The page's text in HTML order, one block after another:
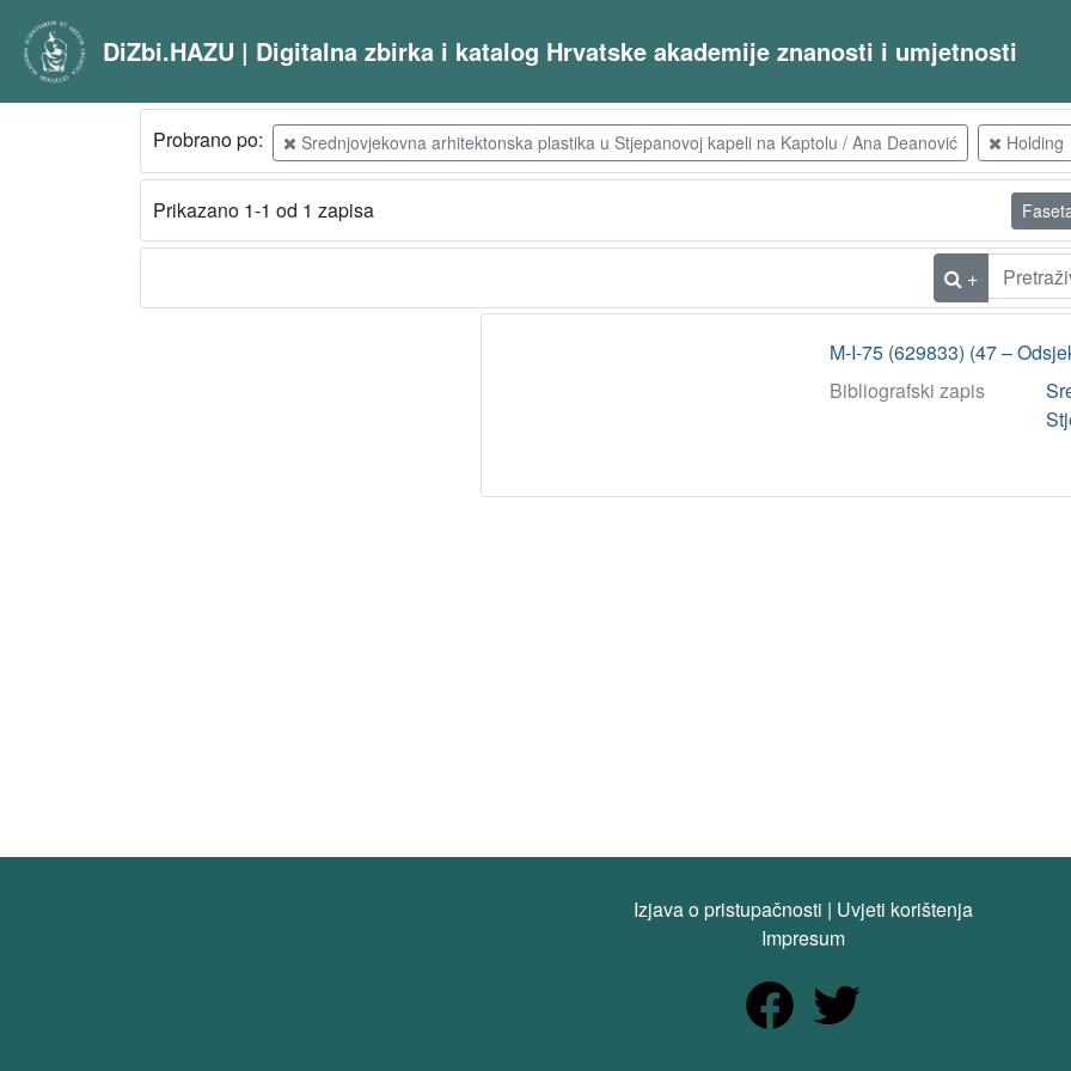
DiZbi.HAZU | Digitalna zbirka i katalog Hrvatske akademije znanosti i umjetnosti
Probrano po: Srednjovjekovna arhitektonska plastika u Stjepanovoj kapeli na Kaptolu / Ana Deanović Holding
Prikazano 1-1 od 1 zapisa
+
M-I-75 (629833) (47 –
Bibliografski zapis
Izjava o pristupačnosti | Uvjeti korištenja
Impresum